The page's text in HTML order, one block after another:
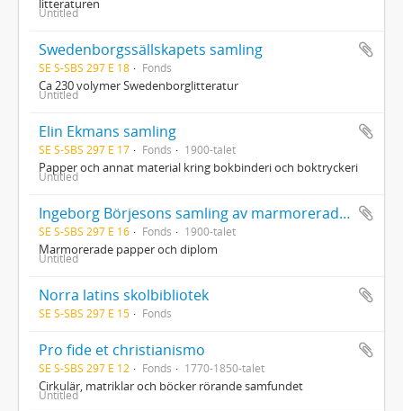
Untitled
Swedenborgssällskapets samling
SE S-SBS 297 E 18 Fonds
Ca 230 volymer Swedenborglitteratur
Untitled
Elin Ekmans samling
SE S-SBS 297 E 17 Fonds 1900-talet
Papper och annat material kring bokbinderi och boktryckeri
Untitled
Ingeborg Börjesons samling av marmorerade papper och diplom
SE S-SBS 297 E 16 Fonds 1900-talet
Marmorerade papper och diplom
Untitled
Norra latins skolbibliotek
SE S-SBS 297 E 15 Fonds
Pro fide et christianismo
SE S-SBS 297 E 12 Fonds 1770-1850-talet
Cirkulär, matriklar och böcker rörande samfundet
Untitled